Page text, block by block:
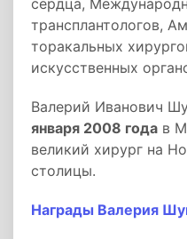
сердца,
трансплантологов,
торакальных
искусственных
Валерий Иванович
января 2008 года в
великий хирург на
столицы.
Награды Валерия